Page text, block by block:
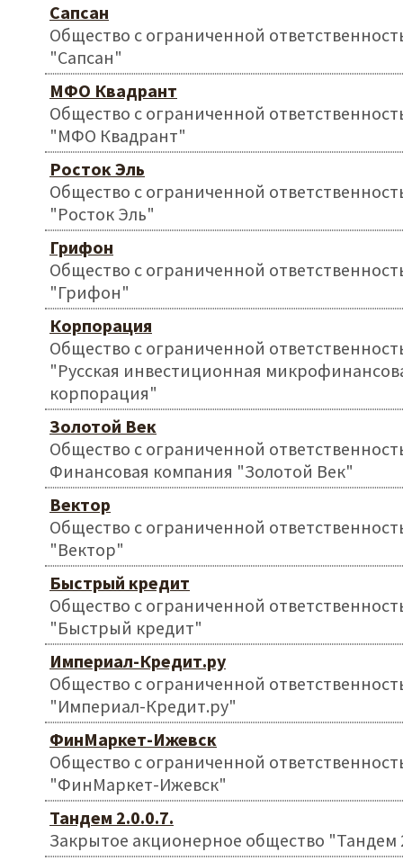
Сапсан
Общество с ограниченной
"Сапсан"
МФО Квадрант
Общество с ограниченной
"МФО Квадрант"
Росток Эль
Общество с ограниченной
"Росток Эль"
Грифон
Общество с ограниченной
"Грифон"
Корпорация
Общество с ограниченной
"Русская инвестиционная
корпорация"
Золотой Век
Общество с ограниченной
Финансовая компания "Золотой Век"
Вектор
Общество с ограниченной
"Вектор"
Быстрый кредит
Общество с ограниченной
"Быстрый кредит"
Империал-Кредит.ру
Общество с ограниченной
"Империал-Кредит.ру"
ФинМаркет-Ижевск
Общество с ограниченной
"ФинМаркет-Ижевск"
Тандем 2.0.0.7.
Закрытое акционерное общество "Тандем